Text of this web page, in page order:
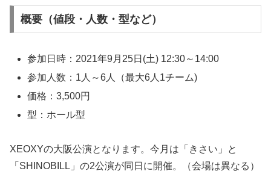
概要（値段・人数・型など）
参加日時：2021年9月25日(土) 12:30～14:00
参加人数：1人～6人（最大6人1チーム)
価格：3,500円
型：ホール型
XEOXYの大阪公演となります。今月は「きさい」と
「SHINOBILL」の2公演が同日に開催。（会場は異なる）